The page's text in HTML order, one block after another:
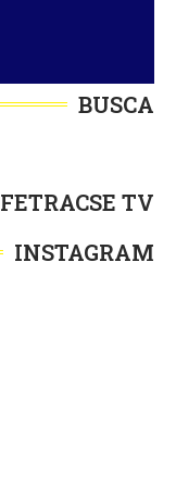
BUSCA
FETRACSE TV
INSTAGRAM